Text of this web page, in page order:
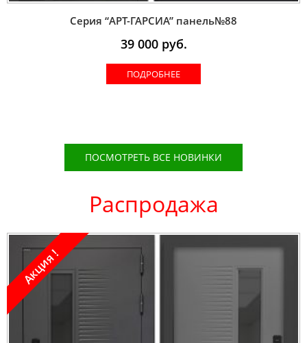
Серия “AРT-ГАРСИА” панель№88
39 000руб.
ПОДРОБНЕЕ
ПОСМОТРЕТЬ ВСЕ НОВИНКИ
Распродажа
Акция !